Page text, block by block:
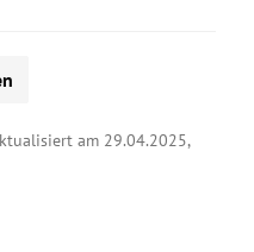
am 29.04.2025,